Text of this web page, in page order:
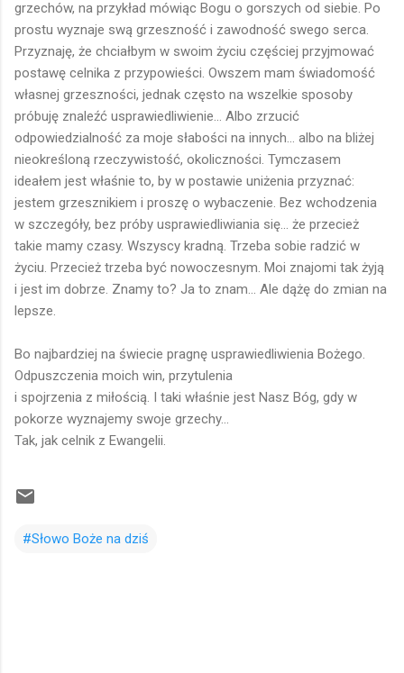
grzechów, na przykład mówiąc Bogu o gorszych od siebie. Po
prostu wyznaje swą grzeszność i zawodność swego serca.
Przyznaję, że chciałbym w swoim życiu częściej przyjmować
postawę celnika z przypowieści. Owszem mam świadomość
własnej grzeszności, jednak często na wszelkie sposoby
próbuję znaleźć usprawiedliwienie... Albo zrzucić
odpowiedzialność za moje słabości na innych... albo na bliżej
nieokreśloną rzeczywistość, okoliczności. Tymczasem
ideałem jest właśnie to, by w postawie uniżenia przyznać:
jestem grzesznikiem i proszę o wybaczenie. Bez wchodzenia
w szczegóły, bez próby usprawiedliwiania się... że przecież
takie mamy czasy. Wszyscy kradną. Trzeba sobie radzić w
życiu. Przecież trzeba być nowoczesnym. Moi znajomi tak żyją
i jest im dobrze. Znamy to? Ja to znam... Ale dążę do zmian na
lepsze.
Bo najbardziej na świecie pragnę usprawiedliwienia Bożego.
Odpuszczenia moich win, przytulenia
i spojrzenia z miłością. I taki właśnie jest Nasz Bóg, gdy w
pokorze wyznajemy swoje grzechy...
Tak, jak celnik z Ewangelii.
#Słowo Boże na dziś